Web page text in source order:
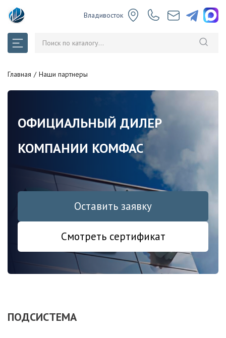
Владивосток
Главная Наши партнеры
ОФИЦИАЛЬНЫЙ ДИЛЕР
КОМПАНИИ КОМФАС
Оставить заявку
Смотреть сертификат
ПОДСИСТЕМА